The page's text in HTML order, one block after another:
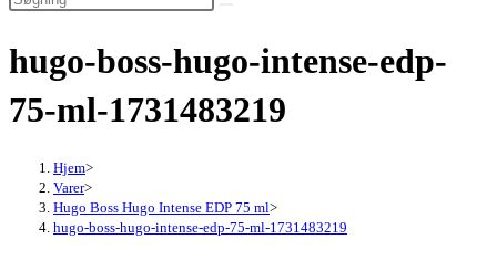
hugo-boss-hugo-intense-edp-
75-ml-1731483219
Hjem>
Varer>
Hugo Boss Hugo Intense EDP 75 ml>
hugo-boss-hugo-intense-edp-75-ml-1731483219